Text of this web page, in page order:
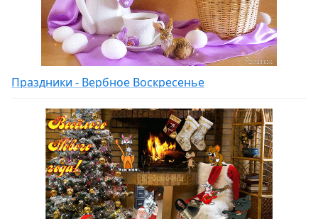
Праздники - Вербное Воскресенье